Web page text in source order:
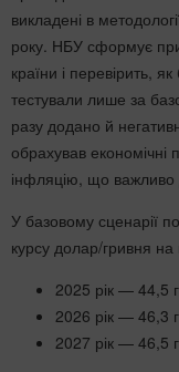
викладені в
року. НБУ сформує
країни і перевірить,
тестували лише за
разу додано й
обрахував
інфляцію, що
У базовому сценарії
курсу долар/гривня на
2025 рік — 44,5
2026 рік — 46,3
2027 рік — 46,5